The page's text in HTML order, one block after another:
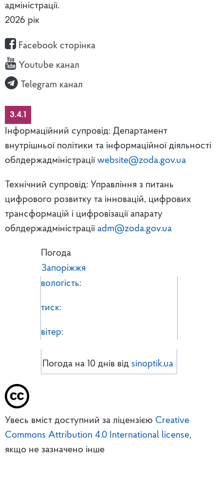
адміністрації.
2026 рік
Facebook сторінка
Youtube канал
Telegram канал
3.4.1
Інформаційний супровід: Департамент
внутрішньої політики та інформаційної діяльності
облдержадміністрації website@zoda.gov.ua
Технічний супровід: Управління з питань
цифрового розвитку та інновацій, цифрових
трансформацій і цифровізації апарату
облдержадміністрації adm@zoda.gov.ua
Погода
Запоріжжя
вологість:
тиск:
вітер:
Погода на 10 днів від sinoptik.ua
Увесь вміст доступний за ліцензією Creative
Commons Attribution 4.0 International license,
якщо не зазначено інше